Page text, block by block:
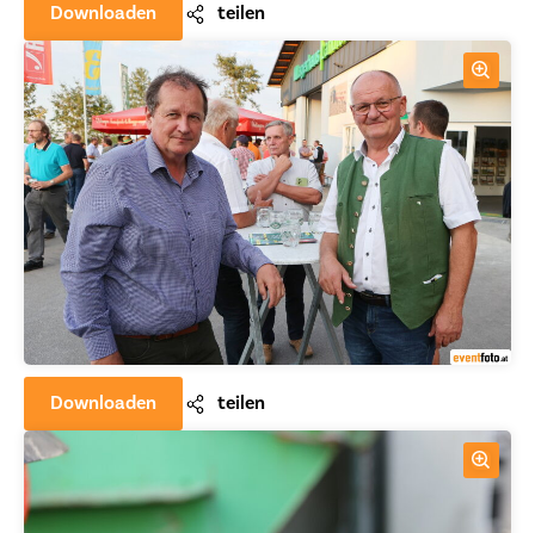
Downloaden teilen
Downloaden teilen